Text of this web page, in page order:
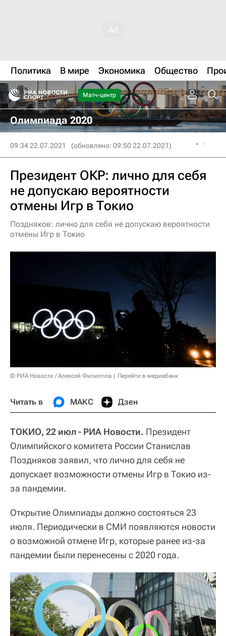
Политика В мире Экономика Общество
Матч-центр
Олимпиада 2020
09:34 22.07.2021 (обновлено: 09:50 22.07.2021)
Президент ОКР: лично для себя
не допускаю вероятности
отмены Игр в Токио
Поздняков: лично для себя не допускаю вероятности
отмены Игр в Токио
© РИА Новости / Алексей Филиппов Перейти в медиабанк
Читать в МАКС Дзен
ТОКИО, 22 июл - РИА Новости. Президент
Олимпийского комитета России Станислав
Поздняков заявил, что лично для себя не
допускает возможности отмены Игр в Токио из-
за пандемии.
Открытие Олимпиады должно состояться 23
июля. Периодически в СМИ появляются новости
о возможной отмене Игр, которые ранее из-за
пандемии были перенесены с 2020 года.